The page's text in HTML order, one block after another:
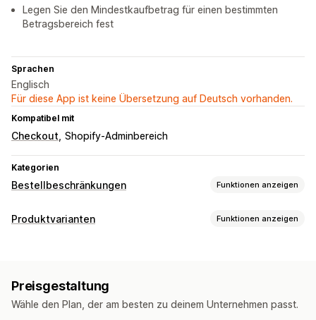
Legen Sie den Mindestkaufbetrag für einen bestimmten
Betragsbereich fest
Sprachen
Englisch
Für diese App ist keine Übersetzung auf Deutsch vorhanden.
Kompatibel mit
Checkout Shopify-Adminbereich
Kategorien
Bestellbeschränkungen Funktionen anzeigen
Begrenzungsregeln
Produktseiten-Warnungen
Produktvarianten Funktionen anzeigen
Benutzerdefinierter Text
Preisgestaltung
Wähle den Plan, der am besten zu deinem Unternehmen passt.